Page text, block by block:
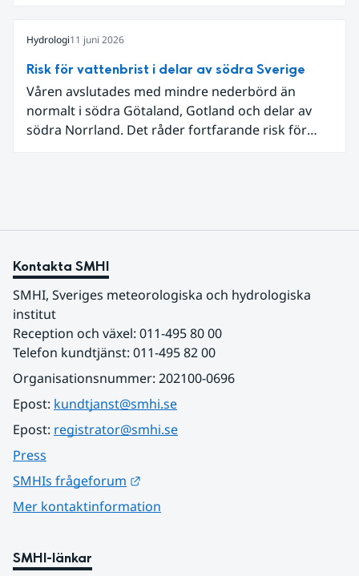
Östergötlands, Stockholms och Uppsala län.
Totalt omfattas 11 län, säger Hugo Rudebeck,
vakthavande hydrolog på SMHI.
Hydrologi11 juni 2026
Risk för vattenbrist i delar av södra Sverige
Våren avslutades med mindre nederbörd än
normalt i södra Götaland, Gotland och delar av
södra Norrland. Det råder fortfarande risk för
över lång tid för att återställa balansen.
Kontakta SMHI
SMHI, Sveriges meteorologiska och hydrologiska
institut
Reception och växel: 011-495 80 00
Telefon kundtjänst: 011-495 82 00
Organisationsnummer: 202100-0696
Epost: kundtjanst@smhi.se
Epost: registrator@smhi.se
Press
SMHIs frågeforum
Mer kontaktinformation
SMHI-länkar